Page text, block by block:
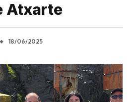
Atxarte
18/06/2025